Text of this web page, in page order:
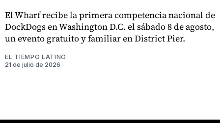
El Wharf recibe la primera competencia nacional de
DockDogs en Washington D.C. el sábado 8 de agosto,
un evento gratuito y familiar en District Pier.
EL TIEMPO LATINO
21 de julio de 2026